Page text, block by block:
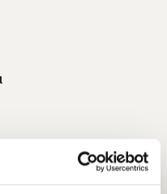
Kristian Rønn